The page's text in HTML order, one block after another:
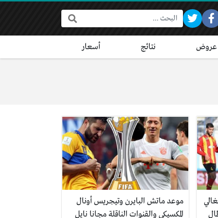
البحث:
عروض نتائج أسعار
موعد ماتش البايرن وتيجريس أونال
المكسيكي والقنوات الناقلة مجانا نايل